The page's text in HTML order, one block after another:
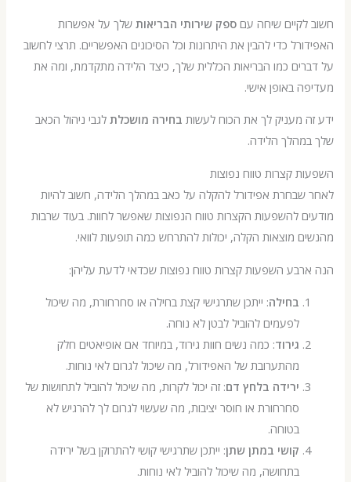
שיחה עםספק שירותי הבריאות שלך על אפשרות
כדי להבין את היתרונות וכל הסיכונים האפשריים. תרצי לחשוב
כמו הבריאות הכללית שלך, כיצד הלידה מתקדמת, ומה את
באופן אישי.
מעניק לך את הכוח לעשותבחירה מושכלתלגבי ניהול הכאב
הלידה.
קצרות טווח נפוצות
אפידורל להקלה על כאב במהלך הלידה, חשוב להיות
להשפעות הקצרות טווח הנפוצות שאפשר לחוות. בעוד שרבות
מוצאות הקלה, יכולות להתרחש כמה תופעות לוואי.
השפעות קצרות טווח נפוצות שכדאי לדעת עליהן:
: ייתכן שתרגישי קצת בחילה או סחרחורת, מה שיכול
לפעמים להוביל לבטן לא נוחה.
: כמה נשים חוות גירוד, במיוחד אם אופיאטים חלק
מהתערובת של האפידורל, מה שיכול לגרום לאי נוחות.
ירידה בלחץ דם : זה יכול לקרות, מה שיכול להוביל לתחושות של
סחרחורת או חוסר יציבות, מה שעשוי לגרום לך להרגיש לא
קושי במתן שתן: ייתכן שתרגישי קושי להתרוקן בשל ירידה
בתחושה, מה שיכול להוביל לאי נוחות.